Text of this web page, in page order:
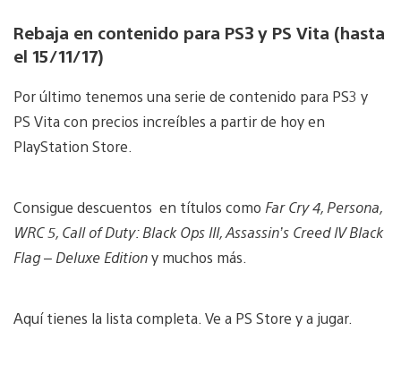
Rebaja en contenido para PS3 y PS Vita (hasta
el 15/11/17)
Por último tenemos una serie de contenido para PS3 y
PS Vita con precios increíbles a partir de hoy en
PlayStation Store.
Consigue descuentos en títulos como Far Cry 4, Persona,
WRC 5, Call of Duty: Black Ops III, Assassin’s Creed IV Black
Flag – Deluxe Editiony muchos más.
Aquí tienes la lista completa. Ve a PS Store y a jugar.